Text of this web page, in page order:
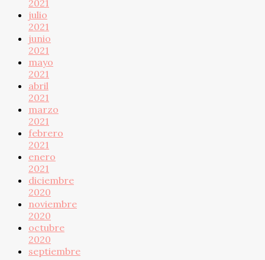
2021
julio
2021
junio
2021
mayo
2021
abril
2021
marzo
2021
febrero
2021
enero
2021
diciembre
2020
noviembre
2020
octubre
2020
septiembre